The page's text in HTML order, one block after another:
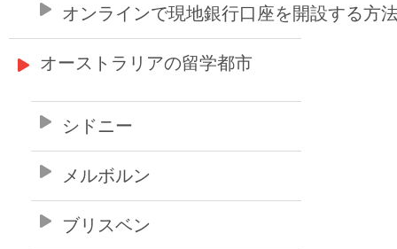
オンラインで現地銀行口座を開設する方
オーストラリアの留学都市
シドニー
メルボルン
ブリスベン